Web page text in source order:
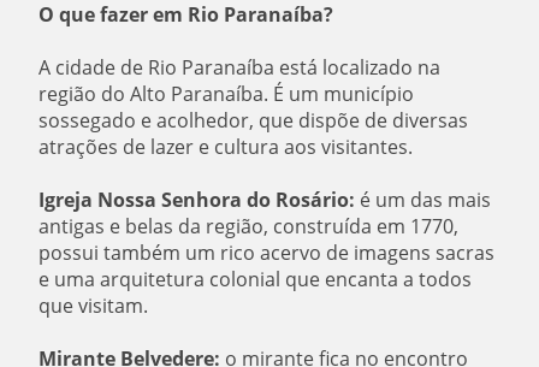
O que fazer em Rio Paranaíba?
A cidade de Rio Paranaíba está localizado na
região do Alto Paranaíba. É um município
sossegado e acolhedor, que dispõe de diversas
atrações de lazer e cultura aos visitantes.
Igreja Nossa Senhora do Rosário: é um das mais
antigas e belas da região, construída em 1770,
possui também um rico acervo de imagens sacras
e uma arquitetura colonial que encanta a todos
que visitam.
Mirante Belvedere: o mirante fica no encontro